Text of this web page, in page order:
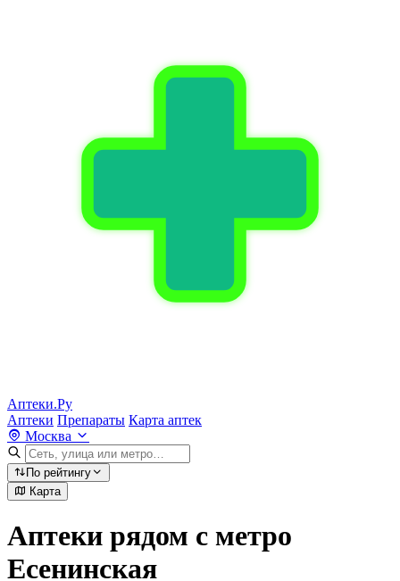
Аптеки.Ру
Аптеки Препараты Карта аптек
Москва
По рейтингу
Карта
Аптеки рядом с метро
Есенинская